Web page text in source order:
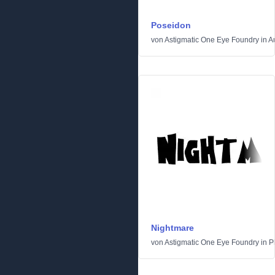
Poseidon
von Astigmatic One Eye Foundry in
Nightmare
von Astigmatic One Eye Foundry in